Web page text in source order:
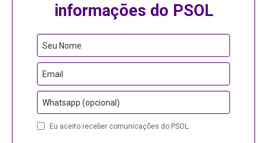
informações do PSOL
Contact
Email
Seu Nome
Email
Whatsapp (opcional)
Eu aceito receber comunicações do PSOL.